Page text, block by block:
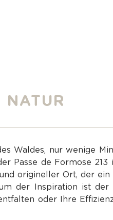
NATUR
Waldes, nur wenige
Passe de Formose 213
origineller Ort, der
der Inspiration ist der
oder Ihre